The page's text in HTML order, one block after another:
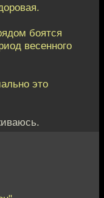
боятся
весенного
это